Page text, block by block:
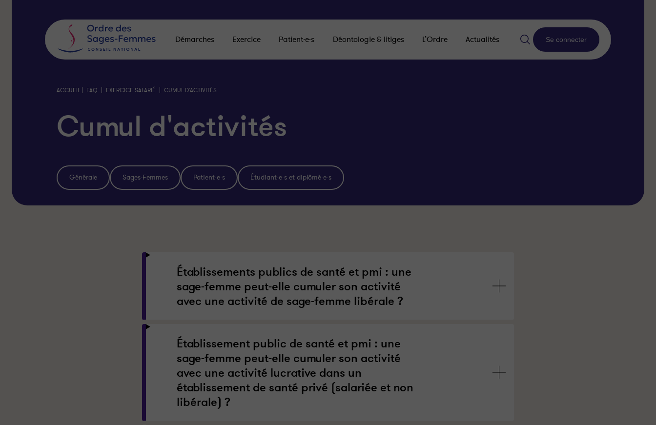
Démarches Exercice Patient·e·s Déontologie & litiges L’Ordre Actualités Se connecter
ACCUEIL | FAQ | EXERCICE SALARIÉ | CUMUL D'ACTIVITÉS
Cumul d'activités
Générale Sages-Femmes Patient·e·s Étudiant·e·s et diplômé·e·s
Établissements publics de santé et pmi : une
sage-femme peut-elle cumuler son activité
avec une activité de sage-femme libérale ?
Établissement public de santé et pmi : une
sage-femme peut-elle cumuler son activité
avec une activité lucrative dans un
établissement de santé privé (salariée et non
libérale) ?